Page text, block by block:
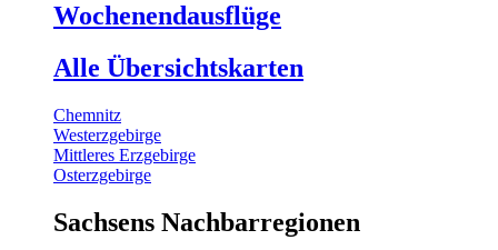
Wochenendausflüge
Alle Übersichtskarten
Chemnitz
Westerzgebirge
Mittleres Erzgebirge
Osterzgebirge
Sachsens Nachbarregionen